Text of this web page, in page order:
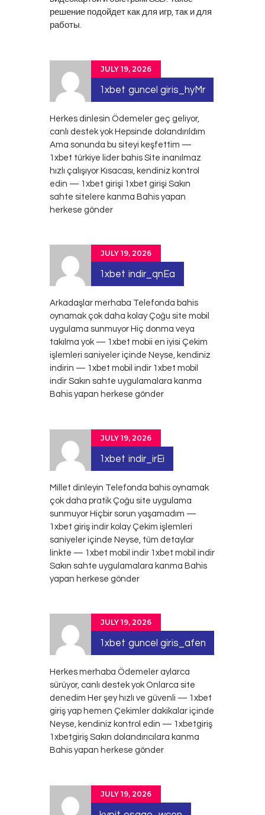
решение подойдет как для игр, так и для
работы.
JULY 19, 2026
1xbet guncel giris_hyMr
Herkes dinlesin Ödemeler geç geliyor,
canlı destek yok Hepsinde dolandırıldım
Ama sonunda bu siteyi keşfettim —
1xbet türkiye lider bahis Site inanılmaz
hızlı çalışıyor Kısacası, kendiniz kontrol
edin — 1xbet girişi 1xbet girişi Sakın
sahte sitelere kanma Bahis yapan
herkese gönder
JULY 19, 2026
1xbet indir_qnEa
Arkadaşlar merhaba Telefonda bahis
oynamak çok daha kolay Çoğu site mobil
uygulama sunmuyor Hiç donma veya
takılma yok — 1xbet mobii en iyisi Çekim
işlemleri saniyeler içinde Neyse, kendiniz
indirin — 1xbet mobil indir 1xbet mobil
indir Sakın sahte uygulamalara kanma
Bahis yapan herkese gönder
JULY 19, 2026
1xbet indir_irEi
Millet dinleyin Telefonda bahis oynamak
çok daha pratik Çoğu site uygulama
sunmuyor Hiçbir sorun yaşamadım —
1xbet giriş indir kolay Çekim işlemleri
saniyeler içinde Neyse, tüm detaylar
linkte — 1xbet mobil indir 1xbet mobil indir
Sakın sahte uygulamalara kanma Bahis
yapan herkese gönder
JULY 19, 2026
1xbet guncel giris_afen
Herkes merhaba Ödemeler aylarca
sürüyor, canlı destek yok Onlarca site
denedim Her şey hızlı ve güvenli — 1xbet
giriş yap hemen Çekimler dakikalar içinde
Neyse, kendiniz kontrol edin — 1xbetgiriş
1xbetgiriş Sakın dolandırıcılara kanma
Bahis yapan herkese gönder
JULY 19, 2026